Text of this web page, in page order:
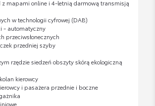
z mapami online i 4-letnią darmową transmisją
w technologii cyfrowej (DAB)
- automatyczny
przeciwsłonecznych
przedniej szyby
rzędzie siedzeń obszyty skórą ekologiczną
kierowcy
i pasażera przednie i boczne